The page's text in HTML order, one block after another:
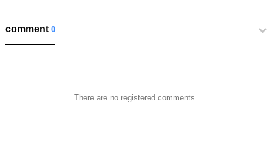
comment0
There are no registered comments.